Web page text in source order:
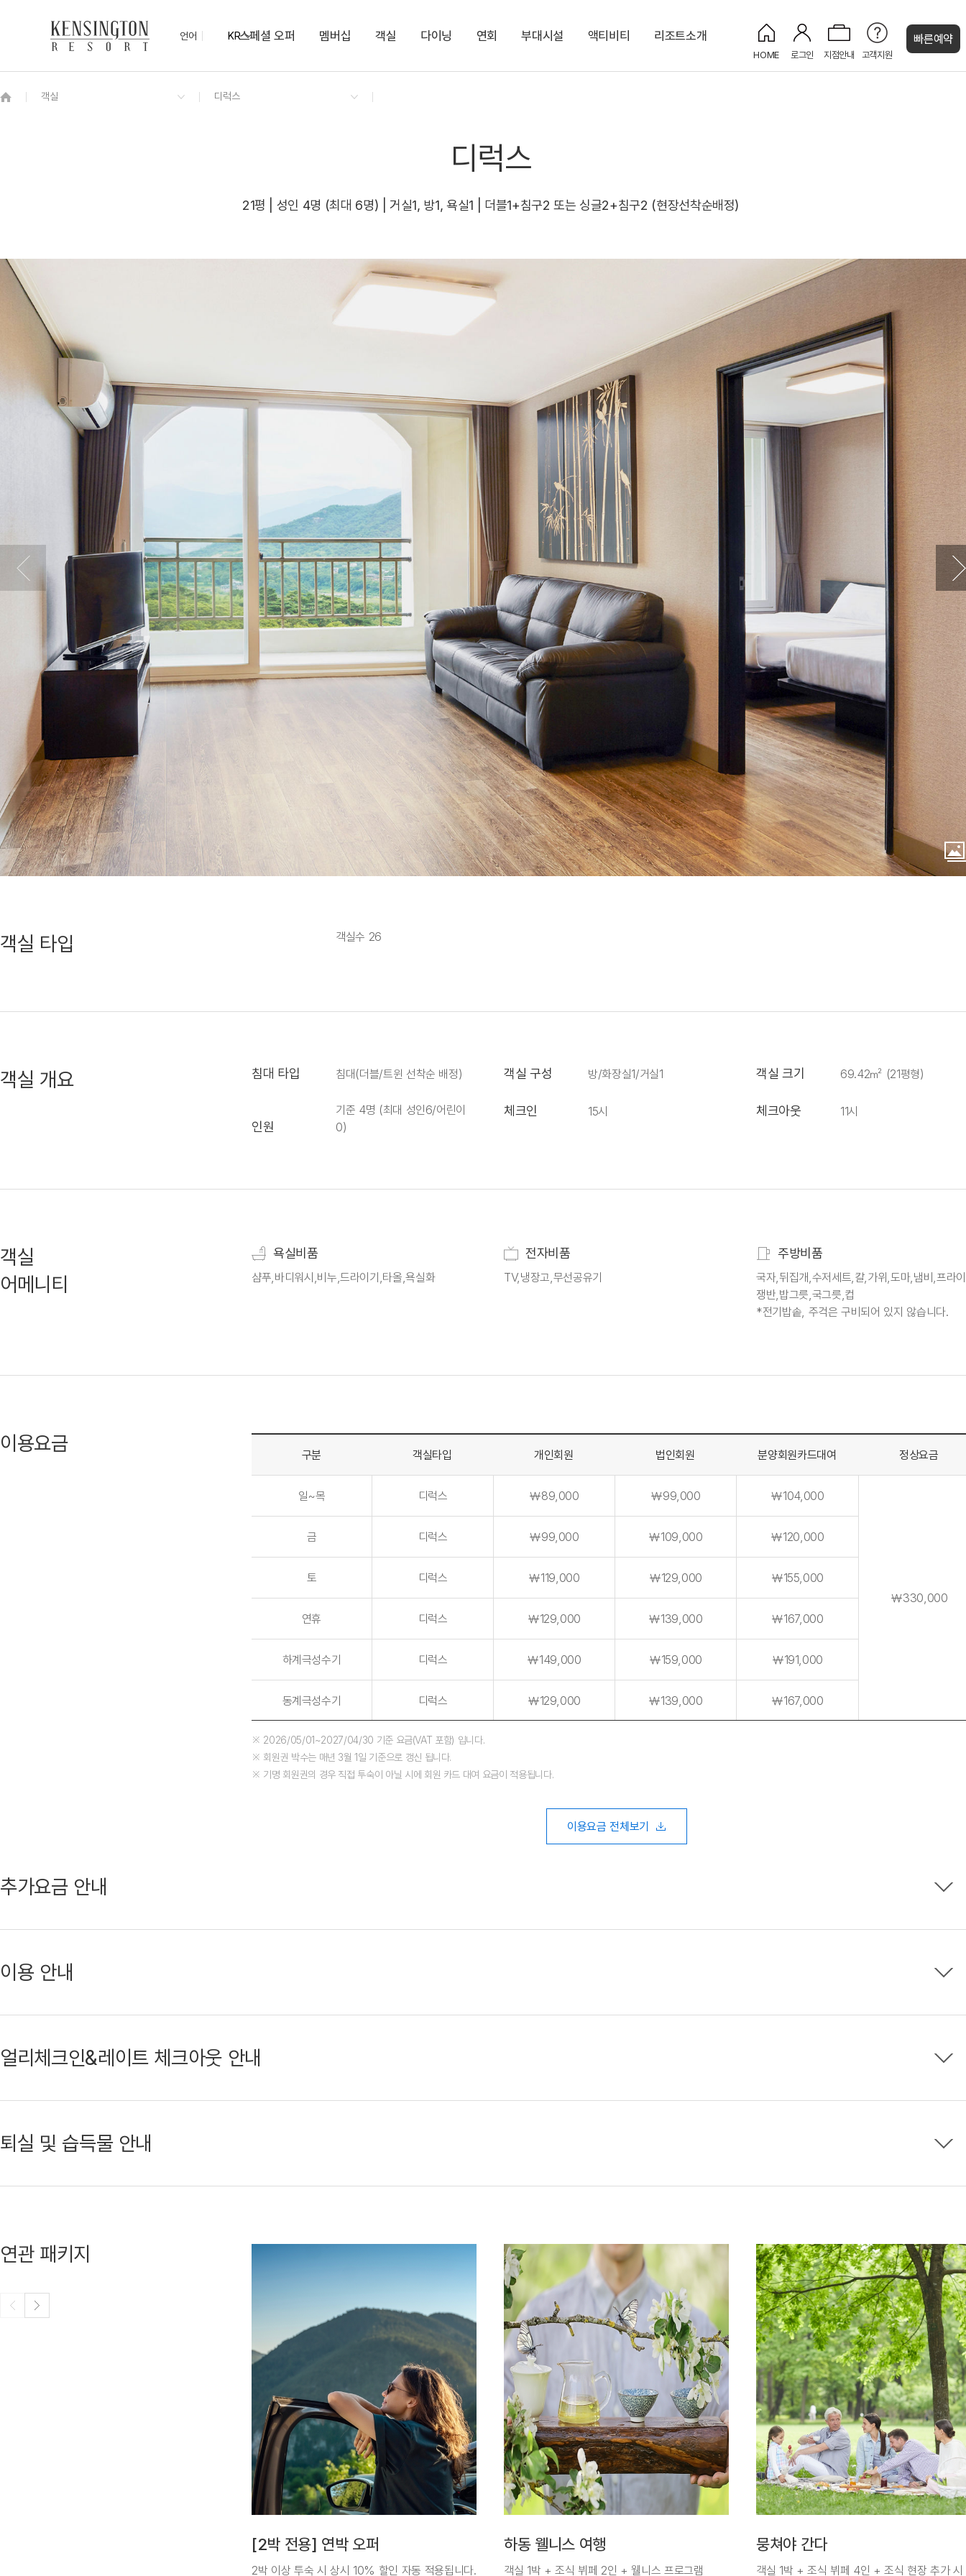
언어 KR스페셜 오퍼 멤버십 객실 다이닝 연회 부대시설 액티비티 리조트소개
HOME 로그인 지점안내 고객지원
빠른예약
디럭스
21평 | 성인 4명 (최대 6명) | 거실1, 방1, 욕실1 | 더블1+침구2 또는 싱글2+침구2 (현장선착순배정)
객실 타입 객실수 26
객실 개요 침대 타입 침대(더블/트윈 선착순 배정) 객실 구성 방/화장실1/거실1 객실 크기 69.42㎡ (21평형)
인원
기준 4명 (최대 성인6/어린이
0)
체크인 15시 체크아웃 11시
객실
어메니티
욕실비품
샴푸,바디워시,비누,드라이기,타올,욕실화
전자비품
TV,냉장고,무선공유기
주방비품
국자,뒤집개,수저세트,칼,가위,도마,냄비,프라
쟁반,밥그릇,국그릇,컵
*전기밥솥, 주걱은 구비되어 있지 않습니다.
이용요금 구분 객실타입 개인회원 법인회원 분양회원카드대여 정상요금
일~목 디럭스 ￦89,000 ￦99,000 ￦104,000
￦330,000
금 디럭스 ￦99,000 ￦109,000 ￦120,000
토 디럭스 ￦119,000 ￦129,000 ￦155,000
연휴 디럭스 ￦129,000 ￦139,000 ￦167,000
하계극성수기 디럭스 ￦149,000 ￦159,000 ￦191,000
동계극성수기 디럭스 ￦129,000 ￦139,000 ￦167,000
※ 2026/05/01~2027/04/30 기준 요금(VAT 포함) 입니다.
※ 회원권 박수는 매년 3월 1일 기준으로 갱신 됩니다.
※ 기명 회원권의 경우 직접 투숙이 아닐 시에 회원 카드 대여 요금이 적용됩니다.
이용요금 전체보기
추가요금 안내
이용 안내
얼리체크인&레이트 체크아웃 안내
퇴실 및 습득물 안내
연관 패키지
[2박 전용] 연박 오퍼
2박 이상 투숙 시 상시 10% 할인 자동 적용됩니다.
하동 웰니스 여행
객실 1박 + 조식 뷔페 2인 + 웰니스 프로그램
뭉쳐야 간다
객실 1박 + 조식 뷔페 4인 + 조식 현장 추가 시